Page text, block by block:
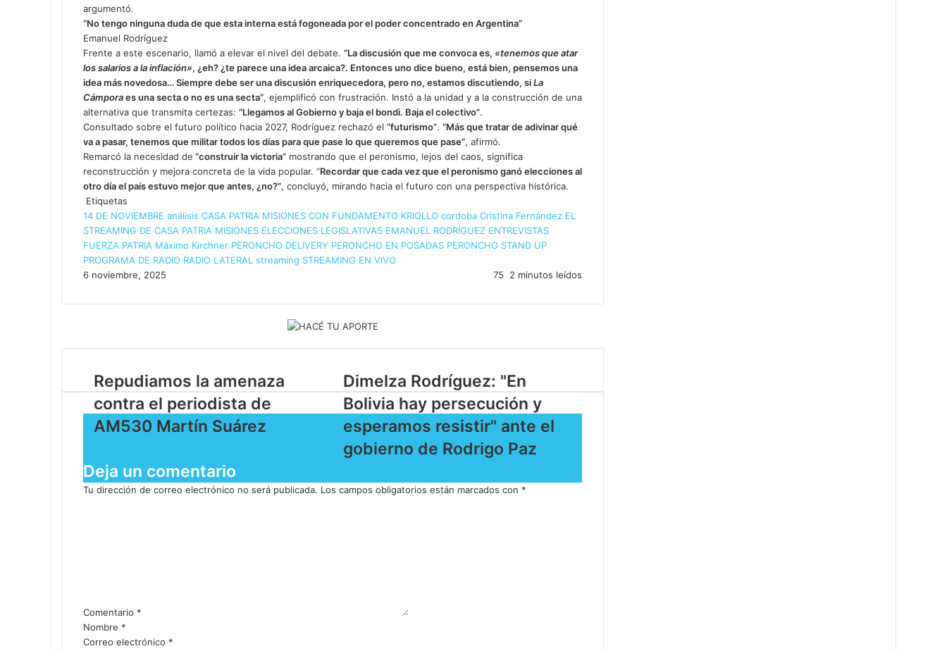
argumentó.
“No tengo ninguna duda de que esta interna está fogoneada por el poder concentrado en Argentina”
Emanuel Rodríguez
Frente a este escenario, llamó a elevar el nivel del debate. “La discusión que me convoca es, «tenemos que atar
los salarios a la inflación», ¿eh? ¿te parece una idea arcaica?. Entonces uno dice bueno, está bien, pensemos una
idea más novedosa… Siempre debe ser una discusión enriquecedora, pero no, estamos discutiendo, siLa
Cámporaes una secta o no es una secta”, ejemplificó con frustración. Instó a la unidad y a la construcción de una
alternativa que transmita certezas: “Llegamos al Gobierno y baja el bondi. Baja el colectivo”.
Consultado sobre el futuro político hacia 2027, Rodríguez rechazó el “futurismo”. “Más que tratar de adivinar qué
va a pasar, tenemos que militar todos los días para que pase lo que queremos que pase”, afirmó.
Remarcó la necesidad de “construir la victoria” mostrando que el peronismo, lejos del caos, significa
reconstrucción y mejora concreta de la vida popular. “Recordar que cada vez que el peronismo ganó elecciones al
otro día el país estuvo mejor que antes, ¿no?”, concluyó, mirando hacia el futuro con una perspectiva histórica.
Etiquetas
14 DE NOVIEMBRE análisis CASA PATRIA MISIONES CON FUNDAMENTO KRIOLLO cordoba Cristina Fernández EL
STREAMING DE CASA PATRIA MISIONES ELECCIONES LEGISLATIVAS EMANUEL RODRÍGUEZ ENTREVISTAS
FUERZA PATRIA Máximo Kirchner PERONCHO DELIVERY PERONCHO EN POSADAS PERONCHO STAND UP
PROGRAMA DE RADIO RADIO LATERAL streaming STREAMING EN VIVO
6 noviembre, 2025
75 2 minutos leídos
​Repudiamos la amenaza
contra el periodista de
AM530 Martín Suárez
Dimelza Rodríguez: "En
Bolivia hay persecución y
esperamos resistir" ante el
gobierno de Rodrigo Paz
Deja un comentario
Tu dirección de correo electrónico no será publicada. Los campos obligatorios están marcados con *
Comentario *
Nombre *
Correo electrónico *